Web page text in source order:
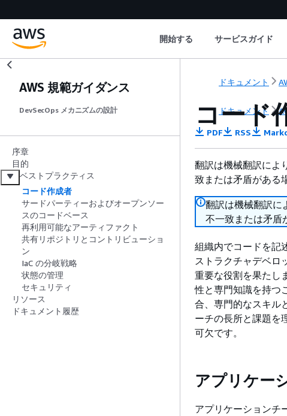
開始する サービスガイド
AWS 規範ガイダンス
DevSecOps メカニズムの設計
序章
目的
ベストプラクティス
コード作成者
サードパーティーおよびオープンソー
スのコードベース
再利用可能なアーティファクト
共有リポジトリとコントリビューショ
ン
IaC の分岐戦略
状態の管理
セキュリティ
リソース
ドキュメント履歴
ドキュメント
ドキュメント
コード
PDF RSS
翻訳は機械翻訳によ
致または矛盾がある
翻訳は機械翻訳に
不一致または矛盾
組織内でコードを記
ストラクチャデベロ
重要な役割を果たし
性と専門知識を持つ
合、専門的なスキル
ーチの長所と課題を
可欠です。
アプリケー
アプリケーションチ